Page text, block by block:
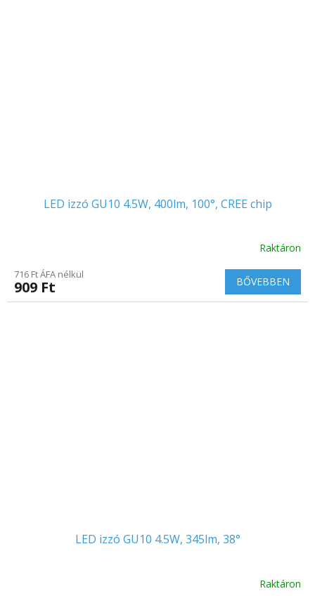
LED izzó GU10 4.5W, 400lm, 100°, CREE chip
Raktáron
716 Ft ÁFA nélkül
909 Ft BŐVEBBEN
LED izzó GU10 4.5W, 345lm, 38°
Raktáron